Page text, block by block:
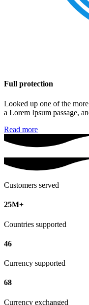
Full protection
Looked up one of the
a Lorem Ipsum passage,
Read more
Customers served
25M+
Countries supported
46
Currency supported
68
Currency exchanged